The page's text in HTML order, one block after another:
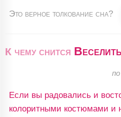
Это верное толкование сна?
К чему снится
по
Если вы радовались и
колоритными костюмами и